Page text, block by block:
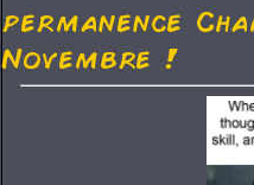
permanence
Novembre !